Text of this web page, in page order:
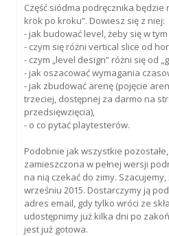
Część siódma podręcznika będzie
krok po kroku”. Dowiesz się z niej:
- jak budować level, żeby się w
- czym się różni vertical slice od
- czym „level design” różni się od
- jak oszacować wymagania
- jak zbudować arenę (pojęcie
trzeciej, dostępnej za darmo na
przedsięwzięcia),
- o co pytać playtesterów.
Podobnie jak wszystkie
zamieszczona w pełnej wersji
na nią czekać do zimy.
wrześniu 2015. Dostarczymy ją
adres email, gdy tylko wróci ze
udostępnimy już kilka dni po
jest już gotowa.